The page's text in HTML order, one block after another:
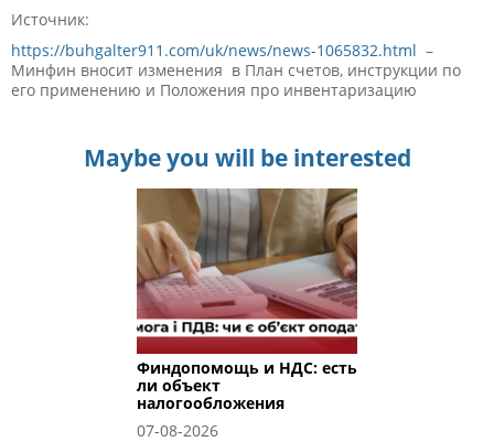
Источник:
https://buhgalter911.com/uk/news/news-1065832.html –
Минфин вносит изменения в План счетов, инструкции по
его применению и Положения про инвентаризацию
Maybe you will be interested
Финдопомощь и НДС: есть
ли объект
налогообложения
07-08-2026